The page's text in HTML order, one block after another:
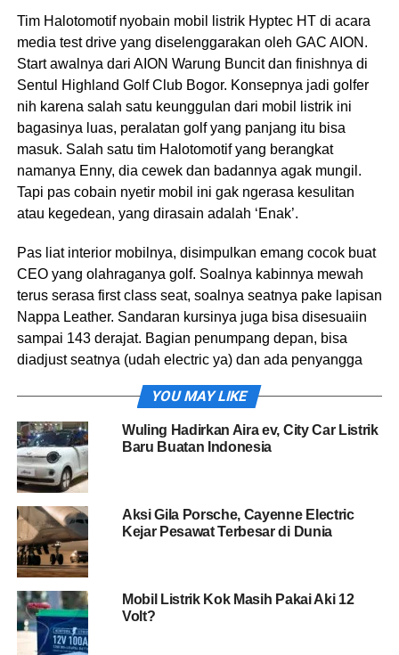
Tim Halotomotif nyobain mobil listrik Hyptec HT di acara
media test drive yang diselenggarakan oleh GAC AION.
Start awalnya dari AION Warung Buncit dan finishnya di
Sentul Highland Golf Club Bogor. Konsepnya jadi golfer
nih karena salah satu keunggulan dari mobil listrik ini
bagasinya luas, peralatan golf yang panjang itu bisa
masuk. Salah satu tim Halotomotif yang berangkat
namanya Enny, dia cewek dan badannya agak mungil.
Tapi pas cobain nyetir mobil ini gak ngerasa kesulitan
atau kegedean, yang dirasain adalah ‘Enak’.
Pas liat interior mobilnya, disimpulkan emang cocok buat
CEO yang olahraganya golf. Soalnya kabinnya mewah
terus serasa first class seat, soalnya seatnya pake lapisan
Nappa Leather. Sandaran kursinya juga bisa disesuaiin
sampai 143 derajat. Bagian penumpang depan, bisa
diadjust seatnya (udah electric ya) dan ada penyangga
kedua ada juga meja lipat selain bisa buat tatakan pas
makan tapi bisa buat taruh laptop. Belum selesai sampai
situ, yang lebih mantap ada 22 speakers Dolby Atmos di
dalam mobil ini. Oh iya, panoramic sunroofnya keren bisa
dibuka tutup pakai voice command.
YOU MAY LIKE
Wuling Hadirkan Aira ev, City Car Listrik
Baru Buatan Indonesia
Aksi Gila Porsche, Cayenne Electric
Kejar Pesawat Terbesar di Dunia
Mobil Listrik Kok Masih Pakai Aki 12
Volt?